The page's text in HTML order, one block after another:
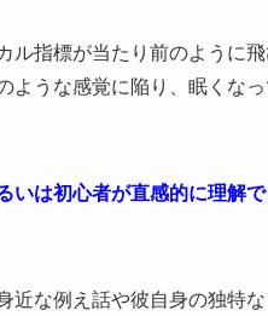
ル指標が当たり前のように
うな感覚に陥り、眠くな
は初心者が直感的に理解
な例え話や彼自身の独特